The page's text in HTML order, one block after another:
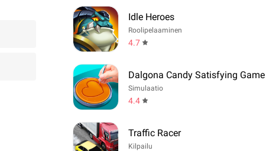
Idle Heroes
Roolipelaaminen
4.7
Dalgona Candy Satisfying Game
Simulaatio
4.4
Traffic Racer
Kilpailu